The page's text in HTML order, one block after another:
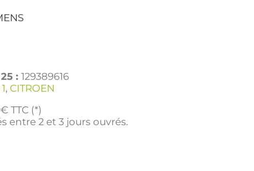
: 129389616
, CITROEN
TTC (*)
entre 2 et 3 jours ouvrés.